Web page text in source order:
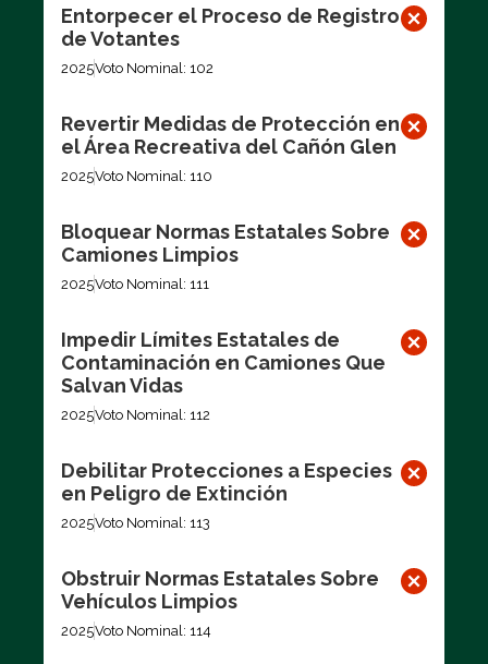
Entorpecer el Proceso de Registro
de Votantes
2025Voto Nominal: 102
Revertir Medidas de Protección en
el Área Recreativa del Cañón Glen
2025Voto Nominal: 110
Bloquear Normas Estatales Sobre
Camiones Limpios
2025Voto Nominal: 111
Impedir Límites Estatales de
Contaminación en Camiones Que
Salvan Vidas
2025Voto Nominal: 112
Debilitar Protecciones a Especies
en Peligro de Extinción
2025Voto Nominal: 113
Obstruir Normas Estatales Sobre
Vehículos Limpios
2025Voto Nominal: 114